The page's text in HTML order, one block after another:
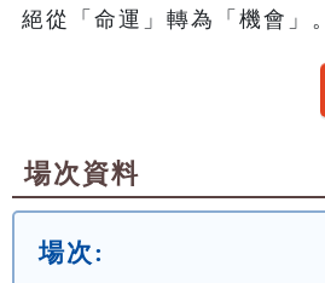
絕從「命運」轉為「機會」。
場次資料
場次: